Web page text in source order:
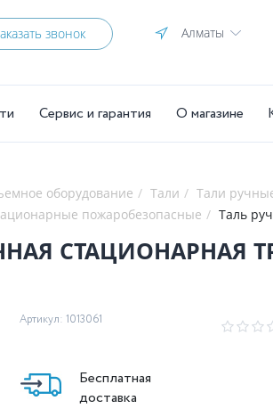
звонок Алматы
Сервис и гарантия О магазине
оборудование Тали
Тали
пожаробезопасные
Таль
СТАЦИОНАРНАЯ
Артикул: 1013061
Бесплатная
доставка